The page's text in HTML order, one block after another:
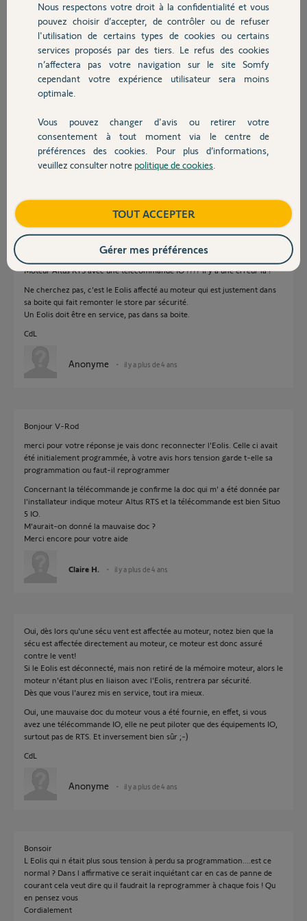
Chauffage
Autres produits
Devis avec un pro
Contact
puisqu'il est dans sa boîte.
Dans ce cas de ou peut venir le problème si ce n'est que de la
télécommande.
Je vous remercie de l'attention que vous porterez à lire ce message
cordialement
Claire H.
il y a plus de 4 ans
Participer au fil de discussion
Réponses
Moteur Altus RTS avec une télécommande IO ???? Il y a une erreur là !
Ne cherchez pas, c'est le Eolis affecté au moteur qui est justement dans
sa boite qui fait remonter le store par sécurité.
Un Eolis doit être en service, pas dans sa boite.
CdL
Anonyme il y a plus de 4 ans
Bonjour V-Rod
merci pour votre réponse je vais donc reconnecter l'Eolis. Celle ci avait
été initialement programmée, à votre avis hors tension garde t-elle sa
programmation ou faut-il reprogrammer
Concernant la télécommande je confirme la doc qui m' a été donnée par
l'installateur indique moteur Altus RTS et la télécommande est bien Situo
5 IO.
M'aurait-on donné la mauvaise doc ?
Merci encore pour votre aide
Claire H. il y a plus de 4 ans
Oui, dès lors qu'une sécu vent est affectée au moteur, notez bien que la
sécu est affectée directement au moteur, ce moteur est donc assuré
contre le vent!
Si le Eolis est déconnecté, mais non retiré de la mémoire moteur, alors le
moteur n'étant plus en liaison avec l'Eolis, rentrera par sécurité.
Dès que vous l'aurez mis en service, tout ira mieux.
Oui, une mauvaise doc du moteur vous a été fournie, en effet, si vous
avez une télécommande IO, elle ne peut piloter que des équipements IO,
surtout pas de RTS. Et inversement bien sûr ;-)
CdL
Anonyme il y a plus de 4 ans
Bonsoir
L Eolis qui n était plus sous tension à perdu sa programmation....est ce
normal ? Dans l affirmative ce serait inquiétant car en cas de panne de
courant cela veut dire qu il faudrait la reprogrammer à chaque fois ! Qu
en pensez vous
Cordialement
Nous respectons votre droit à la confidentialité et vous
pouvez choisir d’accepter, de contrôler ou de refuser
l'utilisation de certains types de cookies ou certains
services proposés par des tiers. Le refus des cookies
n’affectera pas votre navigation sur le site Somfy
cependant votre expérience utilisateur sera moins
optimale.
Vous pouvez changer d'avis ou retirer votre
consentement à tout moment via le centre de
préférences des cookies. Pour plus d’informations,
veuillez consulter notre politique de cookies
TOUT ACCEPTER
Gérer mes préférences